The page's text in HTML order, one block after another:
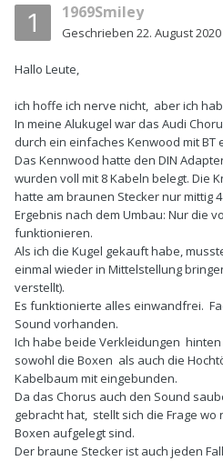
1969Smiley
Geschrieben 22. August 2020
Hallo Leute,
ich hoffe ich nerve nicht, aber ich
In meine Alukugel war das Audi
durch ein einfaches Kenwood mit BT
Das Kennwood hatte den DIN
wurden voll mit 8 Kabeln belegt. Die
hatte am braunen Stecker nur mittig
Ergebnis nach dem Umbau: Nur die
funktionieren.
Als ich die Kugel gekauft habe,
einmal wieder in Mittelstellung
verstellt).
Es funktionierte alles einwandfrei.
Sound vorhanden.
Ich habe beide Verkleidungen
sowohl die Boxen als auch die
Kabelbaum mit eingebunden.
Da das Chorus auch den Sound
gebracht hat, stellt sich die Frage
Boxen aufgelegt sind.
Der braune Stecker ist auch jeden